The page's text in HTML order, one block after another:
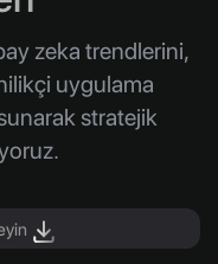
zeka trendlerini,
uygulama
stratejik